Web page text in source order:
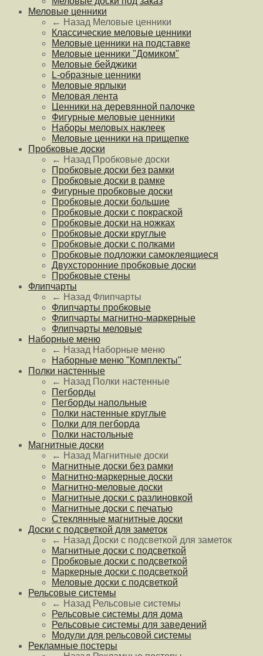
Меловые ценники
← Назад Меловые ценники
Классические меловые ценники
Меловые ценники на подставке
Меловые ценники "Домиком"
Меловые бейджики
L-образные ценники
Меловые ярлыки
Меловая лента
Ценники на деревянной палочке
Фигурные меловые ценники
Наборы меловых наклеек
Меловые ценники на прищепке
Пробковые доски
← Назад Пробковые доски
Пробковые доски без рамки
Пробковые доски в рамке
Фигурные пробковые доски
Пробковые доски большие
Пробковые доски с покраской
Пробковые доски на ножках
Пробковые доски круглые
Пробковые доски с полками
Пробковые подложки самоклеящиеся
Двухсторонние пробковые доски
Пробковые стены
Флипчарты
← Назад Флипчарты
Флипчарты пробковые
Флипчарты магнитно-маркерные
Флипчарты меловые
Наборные меню
← Назад Наборные меню
Наборные меню "Комплекты"
Полки настенные
← Назад Полки настенные
Пегборды
Пегборды напольные
Полки настенные круглые
Полки для пегборда
Полки настольные
Магнитные доски
← Назад Магнитные доски
Магнитные доски без рамки
Магнитно-маркерные доски
Магнитно-меловые доски
Магнитные доски с разлиновкой
Магнитные доски с печатью
Стеклянные магнитные доски
Доски с подсветкой для заметок
← Назад Доски с подсветкой для заметок
Магнитные доски с подсветкой
Пробковые доски с подсветкой
Маркерные доски с подсветкой
Меловые доски с подсветкой
Рельсовые системы
← Назад Рельсовые системы
Рельсовые системы для дома
Рельсовые системы для заведений
Модули для рельсовой системы
Рекламные постеры